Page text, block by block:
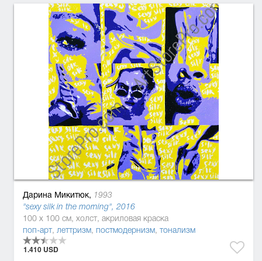
Дарина Микитюк, 1993
"sexy silk in the morning", 2016
100 x 100 см, холст, акриловая краска
поп-арт, леттризм, постмодернизм, тонализм
1.410 USD